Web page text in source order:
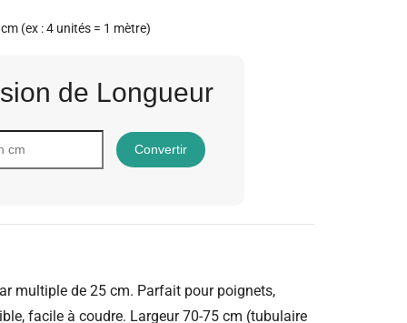
(ex : 4 unités = 1 mètre)
de Longueur
Convertir
multiple de 25 cm. Parfait pour poignets,
facile à coudre. Largeur 70-75 cm (tubulaire